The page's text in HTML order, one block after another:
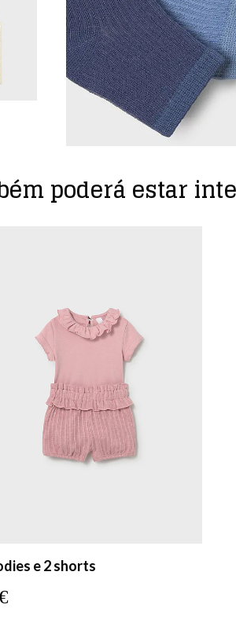
poderá estar
e 2 shorts